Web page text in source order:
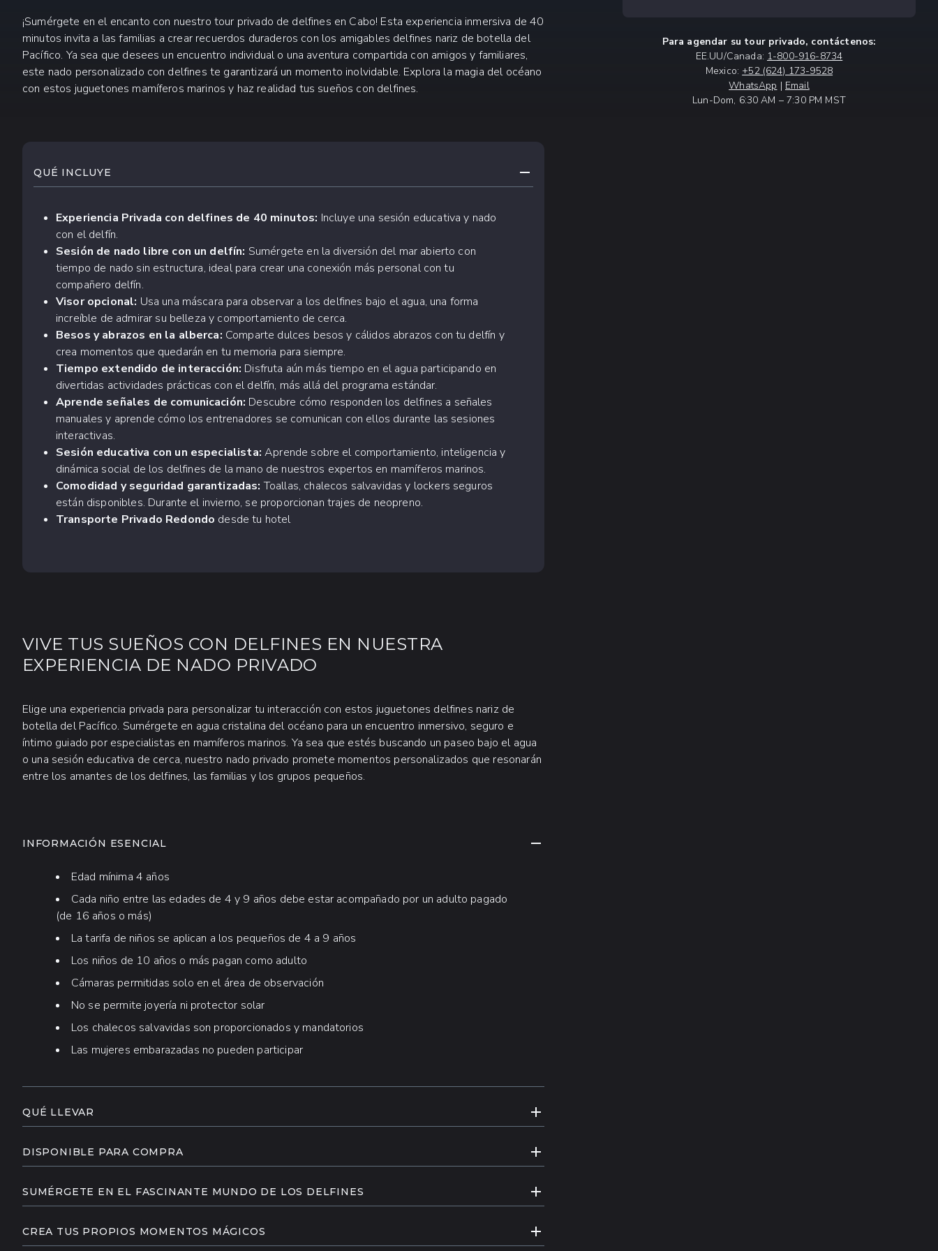
Para agendar su tour privado, contáctenos:
EE.UU/Canada: 1-800-916-8734
Mexico: +52 (624) 173-9528
WhatsApp | Email
Lun-Dom, 6:30 AM – 7:30 PM MST
¡Sumérgete en el encanto con nuestro tour privado de delfines en Cabo! Esta experiencia inmersiva de 40
minutos invita a las familias a crear recuerdos duraderos con los amigables delfines nariz de botella del
Pacífico. Ya sea que desees un encuentro individual o una aventura compartida con amigos y familiares,
este nado personalizado con delfines te garantizará un momento inolvidable. Explora la magia del océano
con estos juguetones mamíferos marinos y haz realidad tus sueños con delfines.
QUÉ INCLUYE CONTRAER CONTENIDO
Experiencia Privada con delfines de 40 minutos: Incluye una sesión educativa y nado
con el delfín.
Sesión de nado libre con un delfín: Sumérgete en la diversión del mar abierto con
tiempo de nado sin estructura, ideal para crear una conexión más personal con tu
compañero delfín.
Visor opcional: Usa una máscara para observar a los delfines bajo el agua, una forma
increíble de admirar su belleza y comportamiento de cerca.
Besos y abrazos en la alberca: Comparte dulces besos y cálidos abrazos con tu delfín y
crea momentos que quedarán en tu memoria para siempre.
Tiempo extendido de interacción: Disfruta aún más tiempo en el agua participando en
divertidas actividades prácticas con el delfín, más allá del programa estándar.
Aprende señales de comunicación: Descubre cómo responden los delfines a señales
manuales y aprende cómo los entrenadores se comunican con ellos durante las sesiones
interactivas.
Sesión educativa con un especialista:Aprende sobre el comportamiento, inteligencia y
dinámica social de los delfines de la mano de nuestros expertos en mamíferos marinos.
Comodidad y seguridad garantizadas:Toallas, chalecos salvavidas y lockers seguros
están disponibles. Durante el invierno, se proporcionan trajes de neopreno.
Transporte Privado Redondo desde tu hotel
VIVE TUS SUEÑOS CON DELFINES EN NUESTRA
EXPERIENCIA DE NADO PRIVADO
Elige una experiencia privada para personalizar tu interacción con estos juguetones delfines nariz de
botella del Pacífico. Sumérgete en agua cristalina del océano para un encuentro inmersivo, seguro e
íntimo guiado por especialistas en mamíferos marinos. Ya sea que estés buscando un paseo bajo el agua
o una sesión educativa de cerca, nuestro nado privado promete momentos personalizados que resonarán
entre los amantes de los delfines, las familias y los grupos pequeños.
INFORMACIÓN ADICIONAL
INFORMACIÓN ESENCIAL CONTRAER CONTENIDO
Edad mínima 4 años
Cada niño entre las edades de 4 y 9 años debe estar acompañado por un adulto pagado
(de 16 años o más)
La tarifa de niños se aplican a los pequeños de 4 a 9 años
Los niños de 10 años o más pagan como adulto
Cámaras permitidas solo en el área de observación
No se permite joyería ni protector solar
Los chalecos salvavidas son proporcionados y mandatorios
Las mujeres embarazadas no pueden participar
QUÉ LLEVAR EXPANDIR CONTENIDO
Dinero para propinas, fotos y recuerdos
DISPONIBLE PARA COMPRA EXPANDIR CONTENIDO
Recuerdos
SUMÉRGETE EN EL FASCINANTE MUNDO DE LOS DELFINES EXPANDIR CONTENIDO
nuestros tours privados con delfines. Descubre las complejidades de su anatomía, desde sus
CREA TUS PROPIOS MOMENTOS MÁGICOS EXPANDIR CONTENIDO